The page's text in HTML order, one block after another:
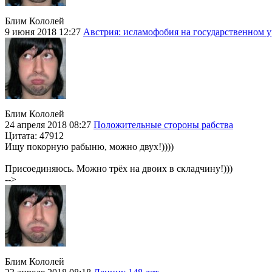
Блим Кололей
9 июня 2018 12:27 Австрия: исламофобия на государственном
Блим Кололей
24 апреля 2018 08:27 Положительные стороны рабства
Цитата: 47912
Ищу покорную рабыню, можно двух!))))
Присоединяюсь. Можно трёх на двоих в складчину!)))
-->
Блим Кололей